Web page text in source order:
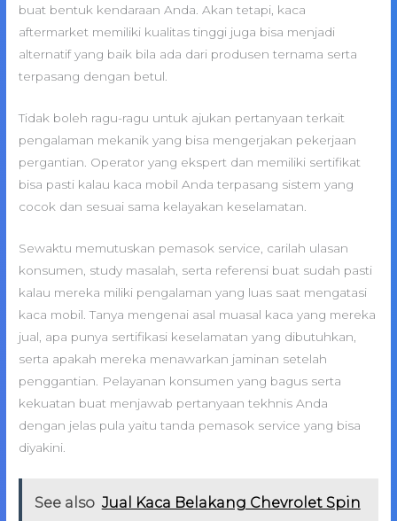
buat bentuk kendaraan Anda. Akan tetapi, kaca
aftermarket memiliki kualitas tinggi juga bisa menjadi
alternatif yang baik bila ada dari produsen ternama serta
terpasang dengan betul.
Tidak boleh ragu-ragu untuk ajukan pertanyaan terkait
pengalaman mekanik yang bisa mengerjakan pekerjaan
pergantian. Operator yang ekspert dan memiliki sertifikat
bisa pasti kalau kaca mobil Anda terpasang sistem yang
cocok dan sesuai sama kelayakan keselamatan.
Sewaktu memutuskan pemasok service, carilah ulasan
konsumen, study masalah, serta referensi buat sudah pasti
kalau mereka miliki pengalaman yang luas saat mengatasi
kaca mobil. Tanya mengenai asal muasal kaca yang mereka
jual, apa punya sertifikasi keselamatan yang dibutuhkan,
serta apakah mereka menawarkan jaminan setelah
penggantian. Pelayanan konsumen yang bagus serta
kekuatan buat menjawab pertanyaan tekhnis Anda
dengan jelas pula yaitu tanda pemasok service yang bisa
diyakini.
See also Jual Kaca Belakang Chevrolet Spin